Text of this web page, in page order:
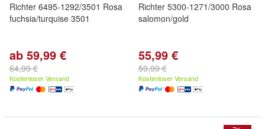
Richter 6495-1292/3501 Rosa
fuchsia/turquise 3501
ab 59,99 €
64,99 €
Kostenloser Versand
Richter 5300-1271/3000 Rosa
salomon/gold
55,99 €
59,99 €
Kostenloser Versand